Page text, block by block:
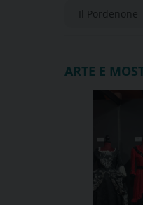
Il Pordenone
ARTE E